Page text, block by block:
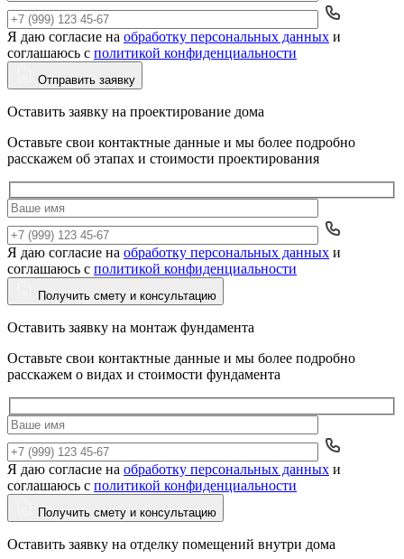
Да
Я даю согласие на обработку персональных данных и
соглашаюсь с политикой конфиденциальности
Отправить заявку
Оставить заявку на проектирование дома
Оставьте свои контактные данные и мы более подробно
расскажем об этапах и стоимости проектирования
Да
Я даю согласие на обработку персональных данных и
соглашаюсь с политикой конфиденциальности
Получить смету и консультацию
Оставить заявку на монтаж фундамента
Оставьте свои контактные данные и мы более подробно
расскажем о видах и стоимости фундамента
Да
Я даю согласие на обработку персональных данных и
соглашаюсь с политикой конфиденциальности
Получить смету и консультацию
Оставить заявку на отделку помещений внутри дома